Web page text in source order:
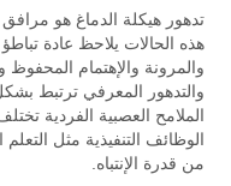
تدهور هيكلة الدماغ هو
هذه الحالات يلاحظ عادة
والمرونة والإهتمام
والتدهور المعرفي ترتبط
الملامح العصبية الفردية
الوظائف التنفيذية مثل
من قدرة الإنتباه.